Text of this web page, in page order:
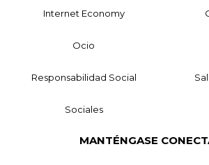
Internet Economy
Ocio
Responsabilidad Social
Sociales
MANTÉNGASE